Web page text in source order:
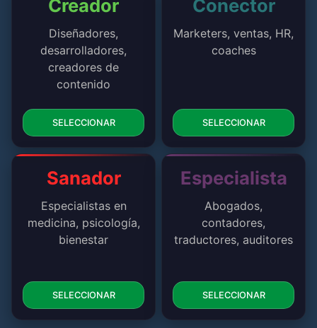
Creador
Diseñadores,
desarrolladores,
creadores de
contenido
SELECCIONAR
Conector
Marketers, ventas, HR,
coaches
SELECCIONAR
Sanador
Especialistas en
medicina, psicología,
bienestar
SELECCIONAR
Especialista
Abogados,
contadores,
traductores, auditores
SELECCIONAR